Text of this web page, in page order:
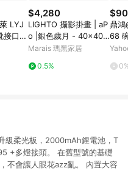
LYJ
接口
監視
$4,280
LIGHTO 攝影掛畫 | aP
o |銀色歲月 - 40x40c
m-原木色鋁框
Marais 瑪黑家居
0.5%
$90
鼎鴻
68
柔光板，2000mAh鋰電池，T
+多燈接頭。 在舊型號的基礎
不會讓人眼花azz亂。 內置大容